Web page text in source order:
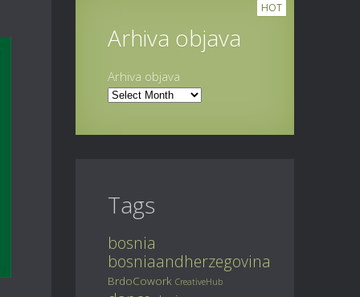
HOT
Arhiva objava
Arhiva objava
Tags
bosnia
bosniaandherzegovina
BrdoCowork CreativeHub